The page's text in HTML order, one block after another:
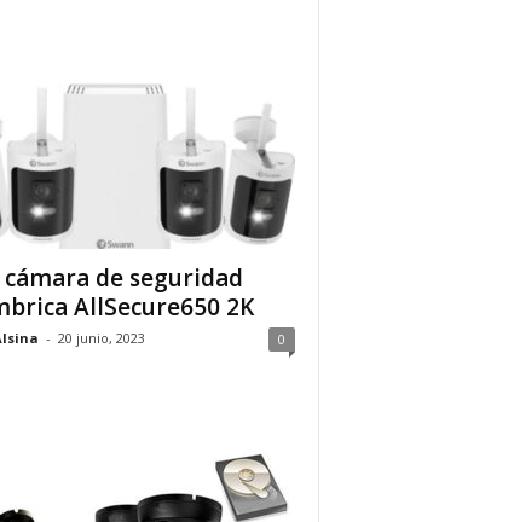
de seguridad
AllSecure650 2K
- 20 junio, 2023 0